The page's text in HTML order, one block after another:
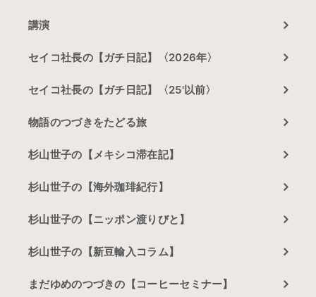
講演
セイコ社長の【ガチ日記】〈2026年〉
セイコ社長の【ガチ日記】〈25'以前〉
物語のつづきをたどる旅
杉山世子の【メキシコ滞在記】
杉山世子の【海外珈琲紀行】
杉山世子の【ニッポン渡りびと】
杉山世子の【新豆輸入コラム】
まだゆめのつづきの【コーヒーセミナー】